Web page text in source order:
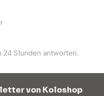
24 Stunden antworten.
von Koloshop